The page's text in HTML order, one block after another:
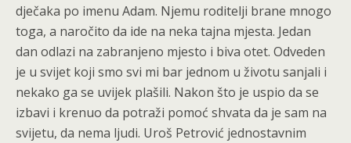
dječaka po imenu Adam. Njemu roditelji brane mnogo
toga, a naročito da ide na neka tajna mjesta. Jedan
dan odlazi na zabranjeno mjesto i biva otet. Odveden
je u svijet koji smo svi mi bar jednom u životu sanjali i
nekako ga se uvijek plašili. Nakon što je uspio da se
izbavi i krenuo da potraži pomoć shvata da je sam na
svijetu, da nema ljudi. Uroš Petrović jednostavnim